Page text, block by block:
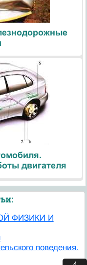
двигателя
ФИЗИКИ И
поведения.